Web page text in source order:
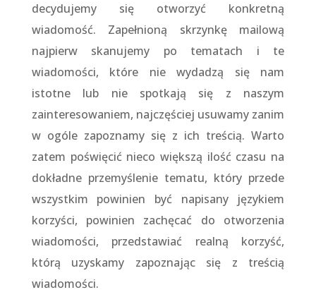
decydujemy się otworzyć konkretną
wiadomość. Zapełnioną skrzynkę mailową
najpierw skanujemy po tematach i te
wiadomości, które nie wydadzą się nam
istotne lub nie spotkają się z naszym
zainteresowaniem, najczęściej usuwamy zanim
w ogóle zapoznamy się z ich treścią. Warto
zatem poświęcić nieco większą ilość czasu na
dokładne przemyślenie tematu, który przede
wszystkim powinien być napisany językiem
korzyści, powinien zachęcać do otworzenia
wiadomości, przedstawiać realną korzyść,
którą uzyskamy zapoznając się z treścią
wiadomości.